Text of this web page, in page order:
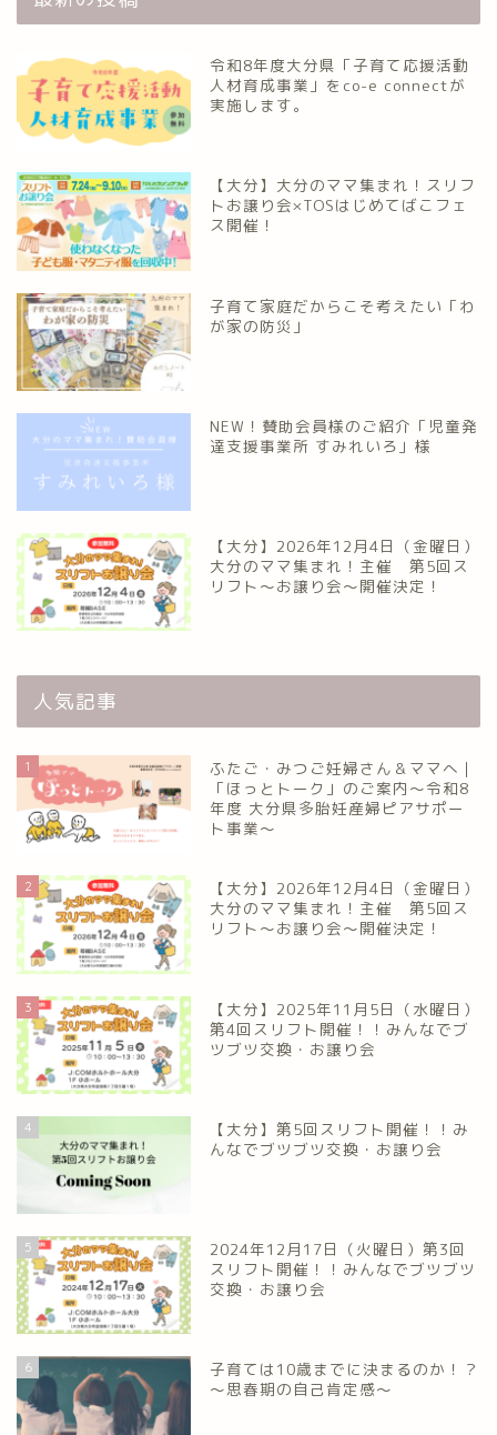
令和8年度大分県「子育て応援活動
人材育成事業」をco-e connectが
実施します。
【大分】大分のママ集まれ！スリフ
トお譲り会×TOSはじめてばこフェ
ス開催！
子育て家庭だからこそ考えたい「わ
が家の防災」
NEW！賛助会員様のご紹介「児童発
達支援事業所 すみれいろ」様
【大分】2026年12月4日（金曜日）
大分のママ集まれ！主催 第5回ス
リフト〜お譲り会〜開催決定！
人気記事
1
ふたご・みつご妊婦さん＆ママへ｜
「ほっとトーク」のご案内～令和8
年度 大分県多胎妊産婦ピアサポー
ト事業～
2
【大分】2026年12月4日（金曜日）
大分のママ集まれ！主催 第5回ス
リフト〜お譲り会〜開催決定！
3
【大分】2025年11月5日（水曜日）
第4回スリフト開催！！みんなでブ
ツブツ交換・お譲り会
4
【大分】第5回スリフト開催！！み
んなでブツブツ交換・お譲り会
5
2024年12月17日（火曜日）第3回
スリフト開催！！みんなでブツブツ
交換・お譲り会
6
子育ては10歳までに決まるのか！？
～思春期の自己肯定感～